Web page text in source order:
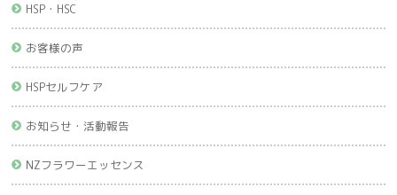
HSP・HSC
お客様の声
HSPセルフケア
お知らせ・活動報告
NZフラワーエッセンス